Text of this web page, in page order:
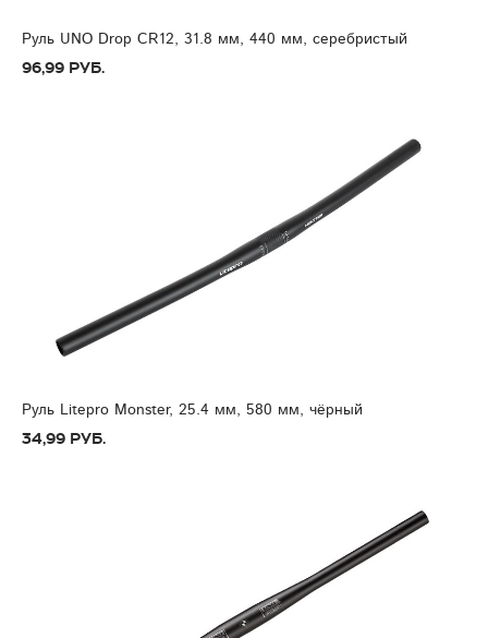
Руль UNO Drop CR12, 31.8 мм, 440 мм, серебристый
96,99 руб.
Руль Litepro Monster, 25.4 мм, 580 мм, чёрный
34,99 руб.